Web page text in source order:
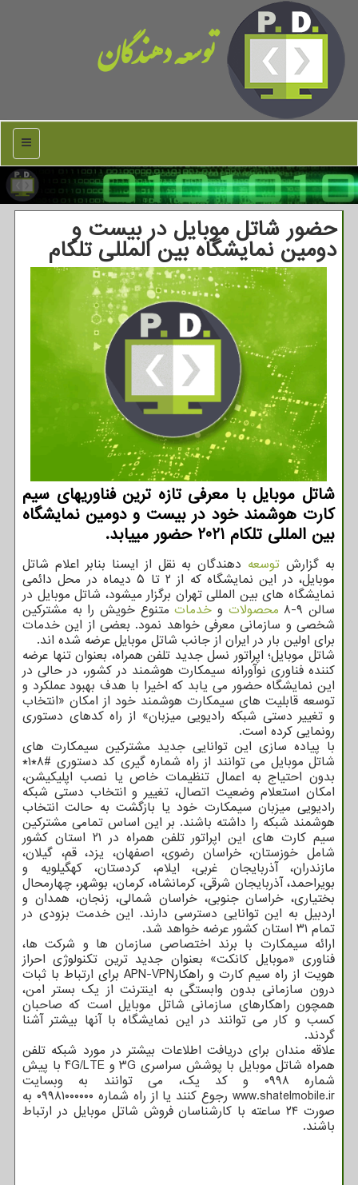
توسعه دهندگان
منو
حضور شاتل موبایل در بیست و
دومین نمایشگاه بین المللی تلکام
شاتل ‏موبایل با معرفی تازه ترین فناوری‏های سیم
‏کارت هوشمند خود در بیست و دومین نمایشگاه
بین المللی تلکام 2021 حضور می‏یابد.
به گزارش توسعه دهندگان به نقل از ایسنا بنابر اعلام شاتل‏
موبایل، در این نمایشگاه که از ۲ تا ۵ دیماه در محل دائمی
نمایشگاه های بین المللی تهران برگزار می‏شود، شاتل‏ موبایل در
سالن ۹-۸ محصولات و خدماتمتنوع خویش را به مشترکین
شخصی و سازمانی معرفی خواهد نمود. بعضی از این خدمات
برای اولین بار در ایران از جانب شاتل‏ موبایل عرضه شده ‏اند.
شاتل‏ موبایل؛ اپراتور نسل جدید تلفن همراه، بعنوان تنها عرضه
کننده فناوری نوآورانه سیمکارت هوشمند در کشور، در حالی در
این نمایشگاه حضور می‏ یابد که اخیرا با هدف بهبود عملکرد و
توسعه قابلیت های سیمکارت هوشمند خود از امکان «انتخاب
و تغییر دستی شبکه رادیویی میزبان» از راه کدهای دستوری
رونمایی کرده است.
با پیاده‏ سازی این توانایی جدید مشترکین سیمکارت های
شاتل‏ موبایل می ‏توانند از راه شماره گیری کد دستوری #۸*۱*
بدون احتیاج به اعمال تنظیمات خاص یا نصب اپلیکیشن،
امکان استعلام وضعیت اتصال، تغییر و انتخاب دستی شبکه
رادیویی میزبان سیمکارت خود یا بازگشت به حالت انتخاب
هوشمند شبکه را داشته باشند. بر این اساس تمامی مشترکین
سیم ‏کارت ‏های این اپراتور تلفن همراه در ۲۱ استان کشور
شامل خوزستان، خراسان رضوی، اصفهان، یزد، قم، گیلان،
مازندران، آذربایجان غربی، ایلام، کردستان، کهگیلویه و
بویراحمد، آذربایجان شرقی، کرمانشاه، کرمان، بوشهر، چهارمحال
بختیاری، خراسان جنوبی، خراسان شمالی، زنجان، همدان و
اردبیل به این توانایی دسترسی دارند. این خدمت بزودی در
تمام ۳۱ استان کشور عرضه خواهد شد.
ارائه سیمکارت با برند اختصاصی سازمان ها و شرکت ها،
فناوری «موبایل کانکت» بعنوان جدید ترین تکنولوژی احراز
هویت از راه سیم ‏کارت و راهکارAPN-VPN برای ارتباط با ثبات
درون سازمانی بدون وابستگی به اینترنت از یک بستر امن،
همچون راهکارهای سازمانی شاتل‏ موبایل است که صاحبان
کسب و کار می­ توانند در این نمایشگاه با آنها بیشتر آشنا
گردند.
علاقه مندان برای دریافت اطلاعات بیشتر در مورد شبکه تلفن
همراه شاتل‏ موبایل با پوشش سراسری 3G و 4G/LTE با پیش
شماره ۰۹۹۸ و کد یک، می توانند به وبسایت
www.shatelmobile.ir رجوع کنند یا از راه شماره ۰۹۹۸۱۰۰۰۰۰۰ به
صورت ۲۴ ساعته با کارشناسان فروش شاتل موبایل در ارتباط
باشند.